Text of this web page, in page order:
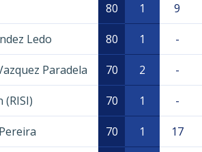
80 1 9
Ledo 80 1 -
Paradela 70 2 -
(RISI) 70 1 -
70 1 17